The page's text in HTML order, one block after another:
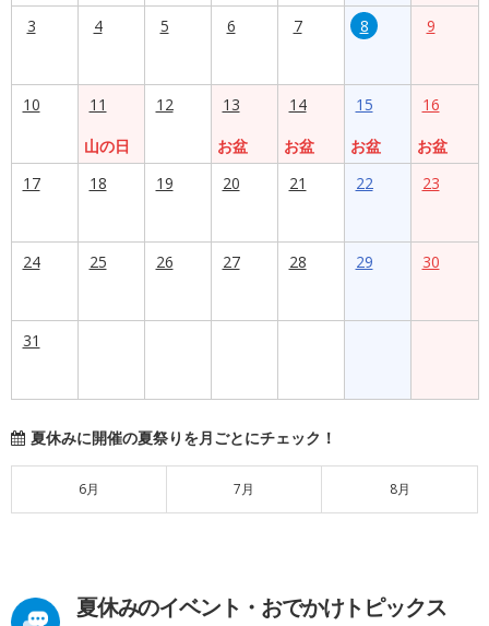
3 4 5 6 7 8 9
10
11
山の日
12
13
お盆
14
お盆
15
お盆
16
お盆
17
18 19 20 21 22 23
24 25 26 27 28 29 30
31
夏休みに開催の夏祭りを月ごとにチェック！
6月 7月 8月
夏休みのイベント・おでかけトピックス